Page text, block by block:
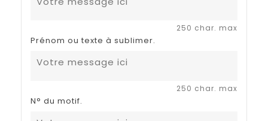
250 char. max
Prénom ou texte à sublimer.
250 char. max
N° du motif.